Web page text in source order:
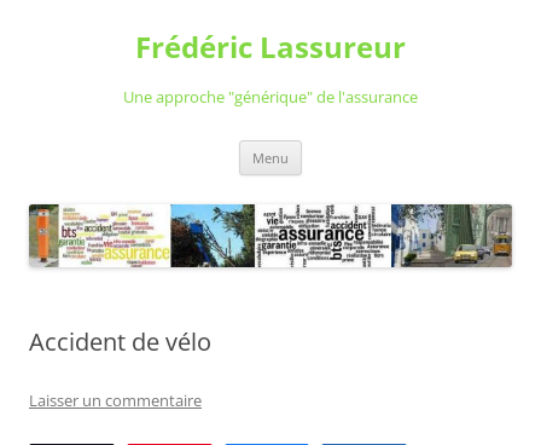
Frédéric Lassureur
Une approche "générique" de l'assurance
Menu
Accident de vélo
Laisser un commentaire